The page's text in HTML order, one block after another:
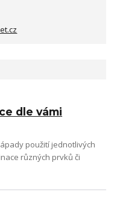
dle vámi
použití jednotlivých
různých prvků či